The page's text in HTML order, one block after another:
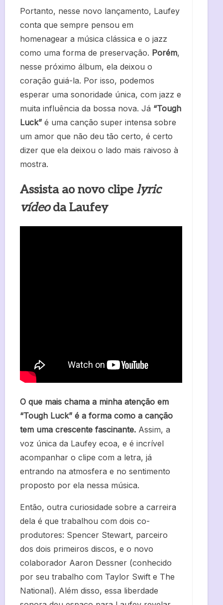
Portanto, nesse novo lançamento, Laufey
conta que sempre pensou em
homenagear a música clássica e o jazz
como uma forma de preservação. Porém,
nesse próximo álbum, ela deixou o
coração guiá-la. Por isso, podemos
esperar uma sonoridade única, com jazz e
muita influência da bossa nova. Já “Tough
Luck” é uma canção super intensa sobre
um amor que não deu tão certo, é certo
dizer que ela deixou o lado mais raivoso à
mostra.
Assista ao novo clipe lyric
vídeoda Laufey
O que mais chama a minha atenção em
“Tough Luck” é a forma como a canção
tem uma crescente fascinante. Assim, a
voz única da Laufey ecoa, e é incrível
acompanhar o clipe com a letra, já
entrando na atmosfera e no sentimento
proposto por ela nessa música.
Então, outra curiosidade sobre a carreira
dela é que trabalhou com dois co-
produtores: Spencer Stewart, parceiro
dos dois primeiros discos, e o novo
colaborador Aaron Dessner (conhecido
por seu trabalho com Taylor Swift e The
National). Além disso, essa liberdade